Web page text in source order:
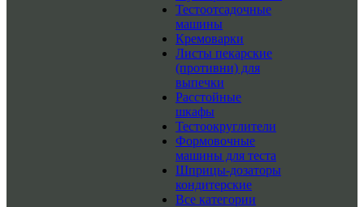
Тестоотсадочные
машины
Кремоварки
Листы пекарские
(противни) для
выпечки
Расстойные
шкафы
Тестоокруглители
Формовочные
машины для теста
Шприцы-дозаторы
кондитерские
Все категории